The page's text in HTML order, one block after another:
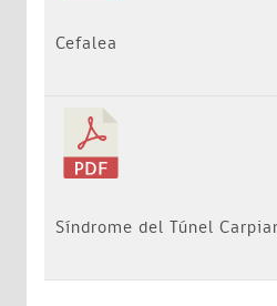
Cefalea
Síndrome del Túnel